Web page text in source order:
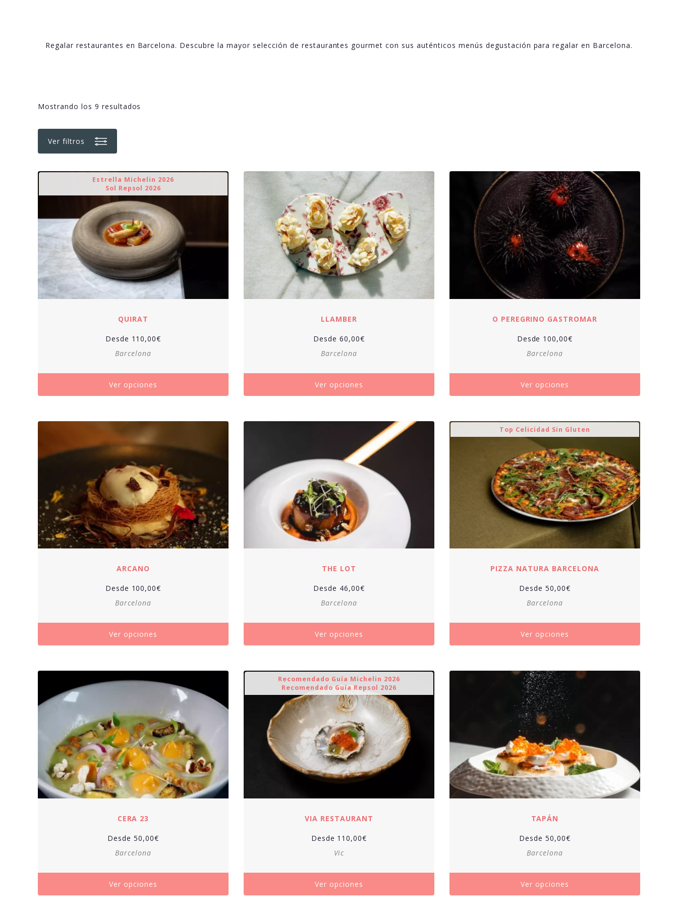
Regalar restaurantes en Barcelona. Descubre la mayor selección de restaurantes gourmet con sus auténticos menús degustación para regalar en Barcelona.
Mostrando los 9 resultados
Ver filtros
Estrella Michelin 2026
Sol Repsol 2026
QUIRAT
Desde 110,00€
Barcelona
Ver opciones
LLAMBER
Desde 60,00€
Barcelona
Ver opciones
O PEREGRINO GASTROMAR
Desde 100,00€
Barcelona
Ver opciones
ARCANO
Desde 100,00€
Barcelona
Ver opciones
THE LOT
Desde 46,00€
Barcelona
Ver opciones
Top Celicidad Sin Gluten
PIZZA NATURA BARCELONA
Desde 50,00€
Barcelona
Ver opciones
CERA 23
Desde 50,00€
Barcelona
Ver opciones
Recomendado Guía Michelin 2026
Recomendado Guía Repsol 2026
VIA RESTAURANT
Desde 110,00€
Vic
Ver opciones
TAPÁN
Desde 50,00€
Barcelona
Ver opciones